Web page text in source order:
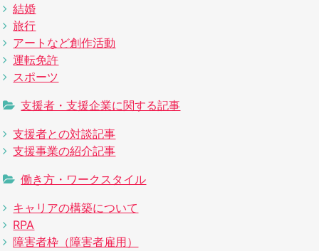
結婚
旅行
アートなど創作活動
運転免許
スポーツ
支援者・支援企業に関する記事
支援者との対談記事
支援事業の紹介記事
働き方・ワークスタイル
キャリアの構築について
RPA
障害者枠（障害者雇用）